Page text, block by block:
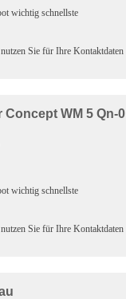
wichtig schnellste
Sie für Ihre
WM 5 Qn-
wichtig schnellste
Sie für Ihre